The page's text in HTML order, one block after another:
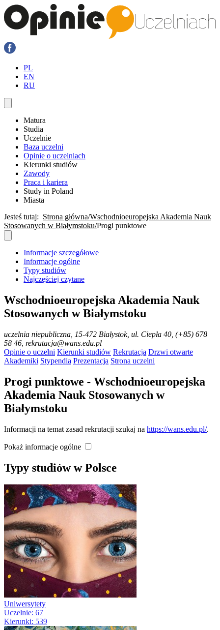
PL
EN
RU
Matura
Studia
Uczelnie
Baza uczelni
Opinie o uczelniach
Kierunki studiów
Zawody
Praca i kariera
Study in Poland
Miasta
Jesteś tutaj: Strona główna Wschodnioeuropejska Akademia Nauk
Stosowanych w Białymstoku Progi punktowe
Informacje szczegółowe
Informacje ogólne
Typy studiów
Najczęściej czytane
Wschodnioeuropejska Akademia Nauk
Stosowanych w Białymstoku
uczelnia niepubliczna , 15-472 Białystok, ul. Ciepła 40, (+85) 678
58 46, rekrutacja@wans.edu.pl
Opinie o uczelni Kierunki studiów Rekrutacja Drzwi otwarte
Akademiki Stypendia Prezentacja Strona uczelni
Progi punktowe - Wschodnioeuropejska
Akademia Nauk Stosowanych w
Białymstoku
Informacji na temat zasad rekrutacji szukaj na https://wans.edu.pl/.
Pokaż informacje ogólne
Typy studiów w Polsce
Uniwersytety
Uczelnie: 67
Kierunki: 539